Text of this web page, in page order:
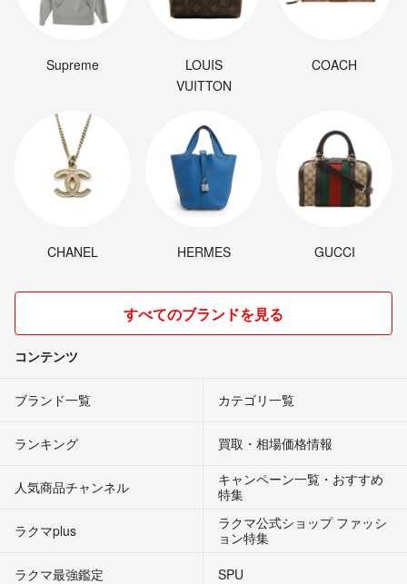
Supreme
LOUIS
VUITTON
COACH
CHANEL HERMES GUCCI
すべてのブランドを見る
コンテンツ
ブランド一覧 カテゴリ一覧
ランキング 買取・相場価格情報
人気商品チャンネル
キャンペーン一覧・おすすめ
特集
ラクマplus
ラクマ公式ショップ ファッシ
ョン特集
ラクマ最強鑑定
SPU